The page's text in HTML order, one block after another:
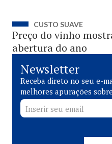
CUSTO SUAVE
Preço do vinho
abertura do ano
Newsletter
Receba direto no seu e-
melhores apurações